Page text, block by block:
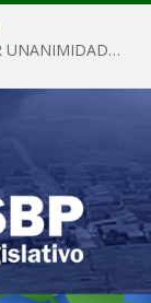
PROJETO DE LEI 002/2026 APROVADO POR UNANIMIDADE EM SESSÃO ORDINÁRIA NESTA QUINTA – FEIRA 28 DE MAIO DE 2026